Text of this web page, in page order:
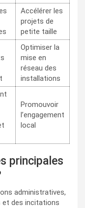
Accélérer les
projets de
petite taille
Optimiser la
mise en
réseau des
installations
Promouvoir
l’engagement
local
principales
administratives,
et des incitations